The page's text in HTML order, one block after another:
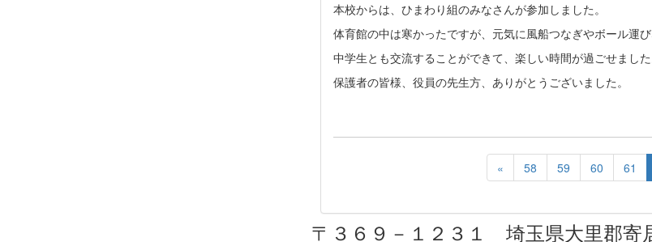
本校からは、ひまわり組のみなさんが参加しました。
体育館の中は寒かったですが、元気に風船つなぎやボール運び
中学生とも交流することができて、楽しい時間が過ごせました
保護者の皆様、役員の先生方、ありがとうございました。
« 58 59 60 61
〒３６９－１２３１ 埼玉県大里郡寄